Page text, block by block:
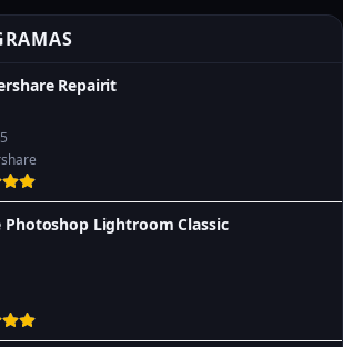
Repairit
Photoshop Lightroom Classic